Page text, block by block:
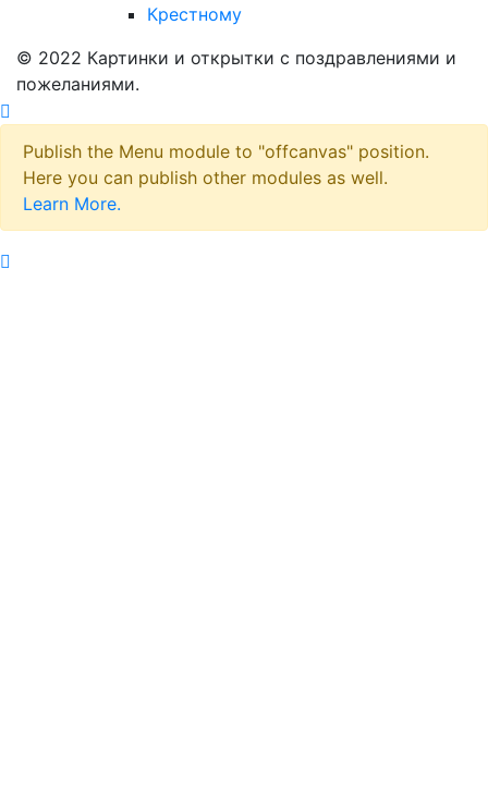
Крестному
© 2022 Картинки и открытки с поздравлениями и
пожеланиями.
Publish the Menu module to "offcanvas" position.
Here you can publish other modules as well.
Learn More.